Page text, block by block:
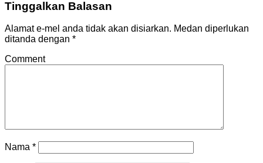
Tinggalkan Balasan
Alamat e-mel anda tidak akan disiarkan. Medan diperlukan
ditanda dengan *
Comment
Nama *